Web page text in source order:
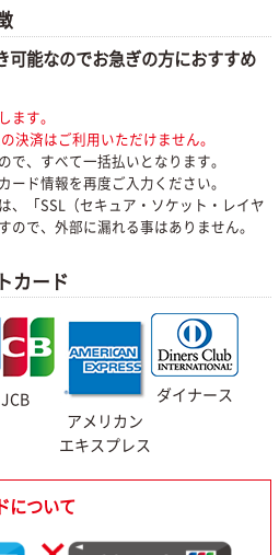
可能なのでお急ぎの方におすすめ
ます。
決済はご利用いただけません。
、すべて一括払いとなります。
ド情報を再度ご入力ください。
、「SSL（セキュア・ソケット・レイヤ
ので、外部に漏れる事はありません。
カード
JCB
アメリカン
エキスプレス
ダイナース
について